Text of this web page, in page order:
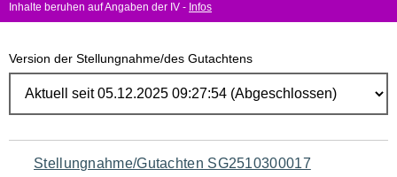
Inhalte beruhen auf Angaben der IV - Infos
Version der Stellungnahme/des Gutachtens
Navigation
Stellungnahme/Gutachten SG2510300017